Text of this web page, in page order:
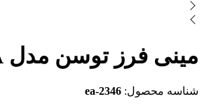
مینی فرز توسن مدل 3071SA
شناسه محصول: ea-2346